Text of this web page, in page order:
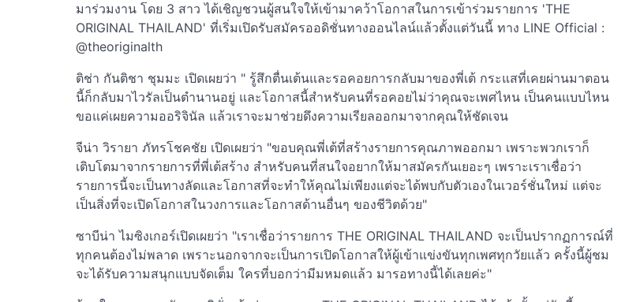
มาร่วมงาน โดย 3 สาว ได้เชิญชวนผู้สนใจให้เข้ามาคว้าโอกาสในการเข้าร่วมรายการ 'THE
ORIGINAL THAILAND' ที่เริ่มเปิดรับสมัครออดิชั่นทางออนไลน์แล้วตั้งแต่วันนี้ ทาง LINE Official :
@theoriginalth
ติช่า กันติชา ชุมมะ เปิดเผยว่า " รู้สึกตื่นเต้นและรอคอยการกลับมาของพี่เต้ กระแสที่เคยผ่านมาตอน
นี้ก็กลับมาไวรัลเป็นตำนานอยู่ และโอกาสนี้สำหรับคนที่รอคอยไม่ว่าคุณจะเพศไหน เป็นคนแบบไหน
ขอแค่เผยความออริจินัล แล้วเราจะมาช่วยดึงความเรียลออกมาจากคุณให้ชัดเจน
จีน่า วิรายา ภัทรโชคชัย เปิดเผยว่า "ขอบคุณพี่เต้ที่สร้างรายการคุณภาพออกมา เพราะพวกเราก็
เติบโตมาจากรายการที่พี่เต้สร้าง สำหรับคนที่สนใจอยากให้มาสมัครกันเยอะๆ เพราะเราเชื่อว่า
รายการนี้จะเป็นทางลัดและโอกาสที่จะทำให้คุณไม่เพียงแต่จะได้พบกับตัวเองในเวอร์ชั่นใหม่ แต่จะ
เป็นสิ่งที่จะเปิดโอกาสในวงการและโอกาสด้านอื่นๆ ของชีวิตด้วย"
ซาบีน่า ไมซิงเกอร์เปิดเผยว่า "เราเชื่อว่ารายการ THE ORIGINAL THAILAND จะเป็นปรากฏการณ์ที่
ทุกคนต้องไม่พลาด เพราะนอกจากจะเป็นการเปิดโอกาสให้ผู้เข้าแข่งขันทุกเพศทุกวัยแล้ว ครั้งนี้ผู้ชม
จะได้รับความสนุกแบบจัดเต็ม ใครที่บอกว่ามีมหมดแล้ว มารอทางนี้ได้เลยค่ะ"